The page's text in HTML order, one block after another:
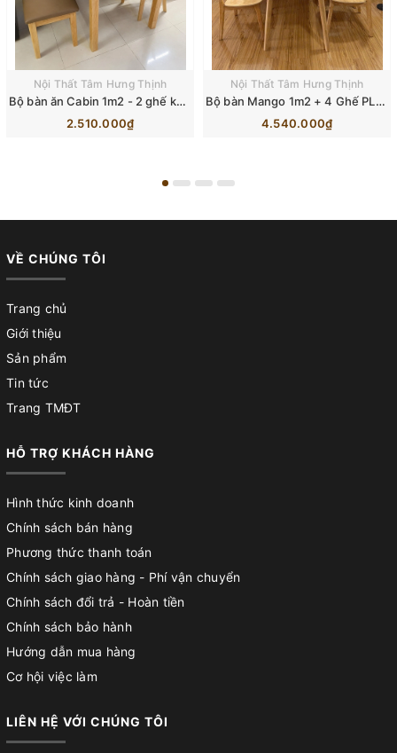
Nội Thất Tâm Hưng Thịnh
Bộ bàn ăn Cabin 1m2 - 2 ghế kèm Băng dài
2.510.000₫
Nội Thất Tâm Hưng Thịnh
Bộ bàn Mango 1m2 + 4 Ghế PLC mắt cáo
4.540.000₫
VỀ CHÚNG TÔI
Trang chủ
Giới thiệu
Sản phẩm
Tin tức
Trang TMĐT
HỖ TRỢ KHÁCH HÀNG
Hình thức kinh doanh
Chính sách bán hàng
Phương thức thanh toán
Chính sách giao hàng - Phí vận chuyển
Chính sách đổi trả - Hoàn tiền
Chính sách bảo hành
Hướng dẫn mua hàng
Cơ hội việc làm
LIÊN HỆ VỚI CHÚNG TÔI